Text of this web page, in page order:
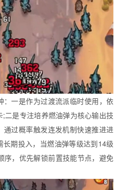
：一是作为过渡流派临时使用，依
二是专注培养燃油弹为核心输出技
通过概率触发连发机制快速推进进
期投入，当燃油弹等级达到14级
序，优先解锁前置技能节点，避免